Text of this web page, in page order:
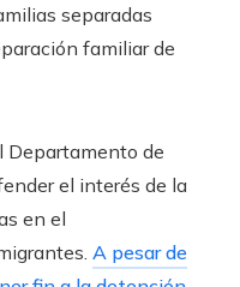
separadas
familiar de
Departamento de
el interés de la
en el
A pesar de